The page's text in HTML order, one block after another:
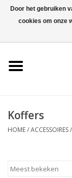
Accessoires
Koffers
HOME/ACCESSOIRES/
Door het gebruiken
cookies om onze